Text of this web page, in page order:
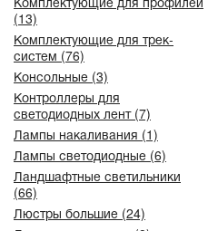
(13)
Комплектующие для трек-
систем (76)
Консольные (3)
Контроллеры для
светодиодных лент (7)
Лампы накаливания (1)
Лампы светодиодные (6)
Ландшафтные светильники
(66)
Люстры большие (24)